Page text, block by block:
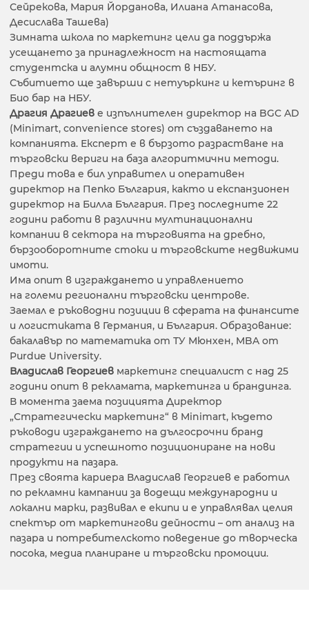
Сейрекова, Мария Йорданова, Илиана Атанасова,
Десислава Ташева)
Зимната школа по маркетинг цели да поддържа
усещането за принадлежност на настоящата
студентска и алумни общност в НБУ.
Събитието ще завърши с нетуъркинг и кетъринг в
Био бар на НБУ.
Драгия Драгиев е изпълнителен директор на BGC AD
(Minimart, convenience stores) от създаването на
компанията. Експерт е в бързото разрастване на
търговски вериги на база алгоритмични методи.
Преди това е бил управител и оперативен
директор на Пепко България, както и експанзионен
директор на Билла България. През последните 22
години работи в различни мултинационални
компании в сектора на търговията на дребно,
бързооборотните стоки и търговските недвижими
имоти.
Има опит в изграждането и управлението
на големи регионални търговски центрове.
Заемал е ръководни позиции в сферата на финансите
и логистиката в Германия, и България. Образование:
бакалавър по математика от ТУ Мюнхен, MBA от
Purdue University.
Владислав Георгиев маркетинг специалист с над 25
години опит в рекламата, маркетинга и брандинга.
В момента заема позицията Директор
„Стратегически маркетинг“ в Minimart, където
ръководи изграждането на дългосрочни бранд
стратегии и успешното позициониране на нови
продукти на пазара.
През своята кариера Владислав Георгиев е работил
по рекламни кампании за водещи международни и
локални марки, развивал е екипи и е управлявал целия
спектър от маркетингови дейности – от анализ на
пазара и потребителското поведение до творческа
посока, медиа планиране и търговски промоции.